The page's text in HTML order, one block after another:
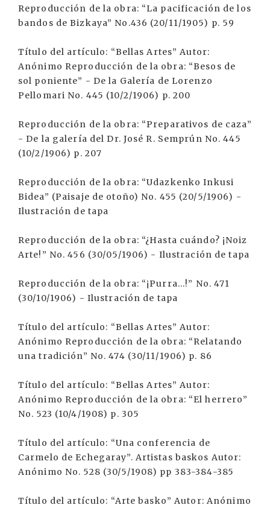
Reproducción de la obra: “La pacificación de los
bandos de Bizkaya” No.436 (20/11/1905) p. 59
Título del artículo: “Bellas Artes” Autor:
Anónimo Reproducción de la obra: “Besos de
sol poniente” - De la Galería de Lorenzo
Pellomari No. 445 (10/2/1906) p. 200
Reproducción de la obra: “Preparativos de caza”
- De la galería del Dr. José R. Semprún No. 445
(10/2/1906) p. 207
Reproducción de la obra: “Udazkenko Inkusi
Bidea” (Paisaje de otoño) No. 455 (20/5/1906) -
Ilustración de tapa
Reproducción de la obra: “¿Hasta cuándo? ¡Noiz
Arte!” No. 456 (30/05/1906) - Ilustración de tapa
Reproducción de la obra: “¡Purra...!” No. 471
(30/10/1906) - Ilustración de tapa
Título del artículo: “Bellas Artes” Autor:
Anónimo Reproducción de la obra: “Relatando
una tradición” No. 474 (30/11/1906) p. 86
Título del artículo: “Bellas Artes” Autor:
Anónimo Reproducción de la obra: “El herrero”
No. 523 (10/4/1908) p. 305
Título del artículo: “Una conferencia de
Carmelo de Echegaray”. Artistas baskos Autor:
Anónimo No. 528 (30/5/1908) pp 383-384-385
Título del artículo: “Arte basko” Autor: Anónimo